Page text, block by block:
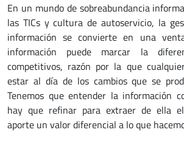
En un mundo de sobreabundancia
las TICs y cultura de autoservicio, la
información se convierte en una
información puede marcar la
competitivos, razón por la que
estar al día de los cambios que se
Tenemos que entender la información
hay que refinar para extraer de ella
aporte un valor diferencial a lo que